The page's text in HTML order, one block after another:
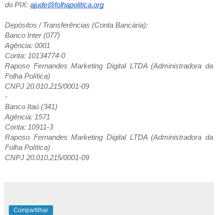
do PIX: ajude@folhapolitica.org
Depósitos / Transferências (Conta Bancária):
Banco Inter (077)
Agência: 0001
Conta: 10134774-0
Raposo Fernandes Marketing Digital LTDA (Administradora da
Folha Política)
CNPJ 20.010.215/0001-09
-
Banco Itaú (341)
Agência: 1571
Conta: 10911-3
Raposo Fernandes Marketing Digital LTDA (Administradora da
Folha Política)
CNPJ 20.010.215/0001-09
Compartilhar